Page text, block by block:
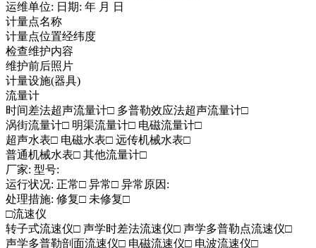
运维单位: 日期: 年 月 日
计量点名称
计量点位置经纬度
检查维护内容
维护前后照片
计量设施(器具)
流量计
时间差法超声流量计□ 多普勒效应法超声流量计□
涡街流量计□ 明渠流量计□ 电磁流量计□
超声水表□ 电磁水表□ 远传机械水表□
普通机械水表□ 其他流量计□
厂家: 型号:
运行状况: 正常□ 异常□ 异常原因:
处理措施: 修复□ 未修复□
□流速仪
转子式流速仪□ 声学时差法流速仪□ 声学多普勒点流速仪□
声学多普勒剖面流速仪□ 电磁流速仪□ 电波流速仪□